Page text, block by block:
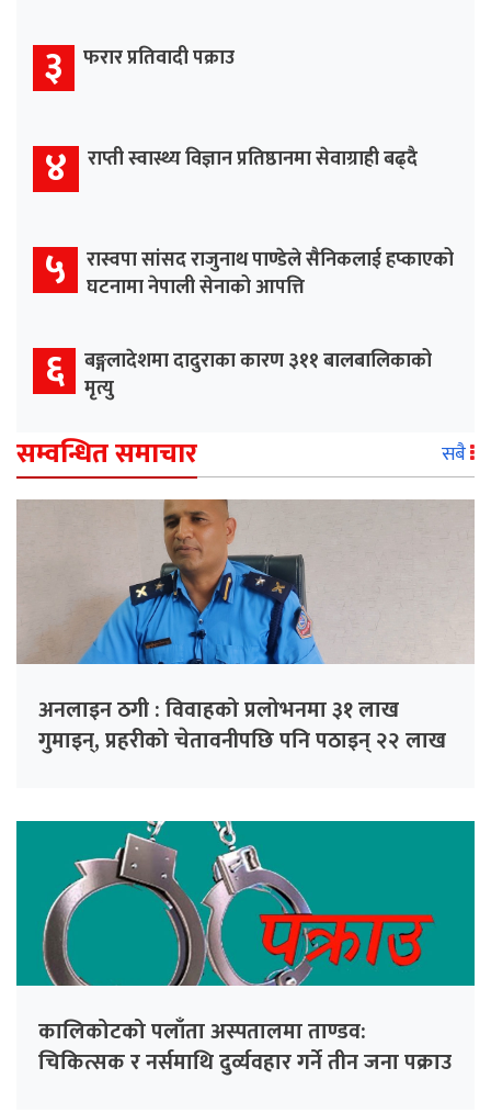
३ फरार प्रतिवादी पक्राउ
४ राप्ती स्वास्थ्य विज्ञान प्रतिष्ठानमा सेवाग्राही बढ्दै
५ रास्वपा सांसद राजुनाथ पाण्डेले सैनिकलाई हप्काएको
घटनामा नेपाली सेनाको आपत्ति
६ बङ्गलादेशमा दादुराका कारण ३११ बालबालिकाको
मृत्यु
सम्वन्धित समाचार सबै
अनलाइन ठगी : विवाहको प्रलोभनमा ३१ लाख
गुमाइन्, प्रहरीको चेतावनीपछि पनि पठाइन् २२ लाख
कालिकोटको पलाँता अस्पतालमा ताण्डव:
चिकित्सक र नर्समाथि दुर्व्यवहार गर्ने तीन जना पक्राउ